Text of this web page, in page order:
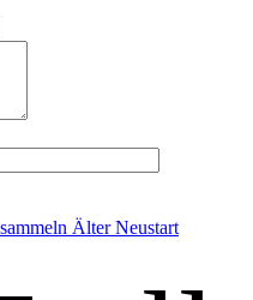
Älter Neustart